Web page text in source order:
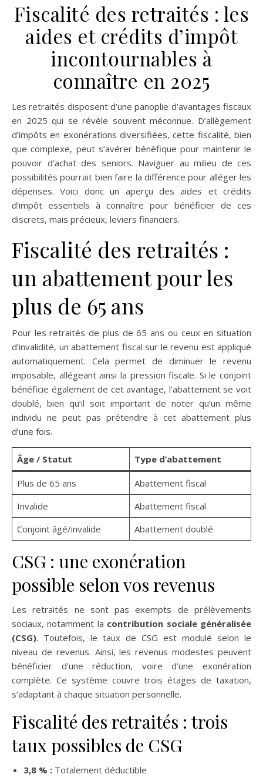
Fiscalité des retraités : les
aides et crédits d’impôt
incontournables à
connaître en 2025
Les retraités disposent d’une panoplie d’avantages fiscaux
en 2025 qui se révèle souvent méconnue. D’allègement
d’impôts en exonérations diversifiées, cette fiscalité, bien
que complexe, peut s’avérer bénéfique pour maintenir le
pouvoir d’achat des seniors. Naviguer au milieu de ces
possibilités pourrait bien faire la différence pour alléger les
dépenses. Voici donc un aperçu des aides et crédits
d’impôt essentiels à connaître pour bénéficier de ces
discrets, mais précieux, leviers financiers.
Fiscalité des retraités :
un abattement pour les
plus de 65 ans
Pour les retraités de plus de 65 ans ou ceux en situation
d’invalidité, un abattement fiscal sur le revenu est appliqué
automatiquement. Cela permet de diminuer le revenu
imposable, allégeant ainsi la pression fiscale. Si le conjoint
bénéficie également de cet avantage, l’abattement se voit
doublé, bien qu’il soit important de noter qu’un même
individu ne peut pas prétendre à cet abattement plus
d’une fois.
Âge / Statut Type d’abattement
Plus de 65 ans
Abattement fiscal
Invalide
Abattement fiscal
Conjoint âgé/invalide
Abattement doublé
CSG : une exonération
possible selon vos revenus
Les retraités ne sont pas exempts de prélèvements
sociaux, notamment la contribution sociale généralisée
(CSG). Toutefois, le taux de CSG est modulé selon le
niveau de revenus. Ainsi, les revenus modestes peuvent
bénéficier d’une réduction, voire d’une exonération
complète. Ce système couvre trois étages de taxation,
s’adaptant à chaque situation personnelle.
Fiscalité des retraités : trois
taux possibles de CSG
3,8 % : Totalement déductible